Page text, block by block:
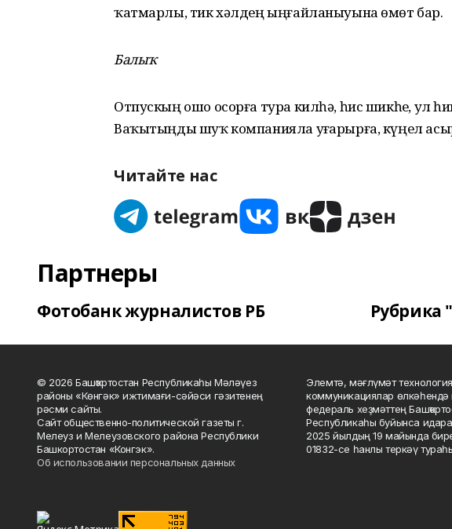
ҡатмарлы, тик хәлдең ыңғайланыуына өмөт бар.
Балыҡ
Отпускың ошо осорға тура килһә, һис шикһеҙ, ул
Ваҡытыңды шуҡ компанияла уҙғарырға, күңел
Читайте нас
Партнеры
Фотобанк журналистов РБ Рубрика
© 2026 Башҡортостан Республикаһы Мәләүез
районы «Көнгәк» ижтимағи-сәйәси гәзитенең
рәсми сайты.
Сайт общественно-политической газеты г.
Мелеуз и Мелеузовского района Республики
Башкортостан «Конгэк».
Об использовании персональных данных
Элемтә, мәғлүмәт
коммуникациялар өлкәһендә
федераль хеҙмәттең
Республикаһы буйынса
2025 йылдың 19 майында
01832-се һанлы теркәү